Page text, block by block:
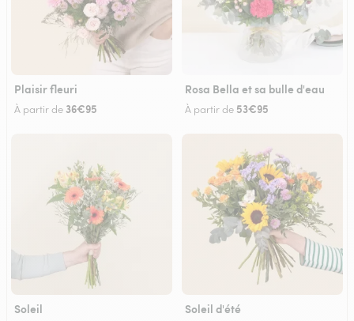
Plaisir fleuri
À partir de 36€95
Rosa Bella et sa bulle d'eau
À partir de 53€95
Soleil Soleil d'été